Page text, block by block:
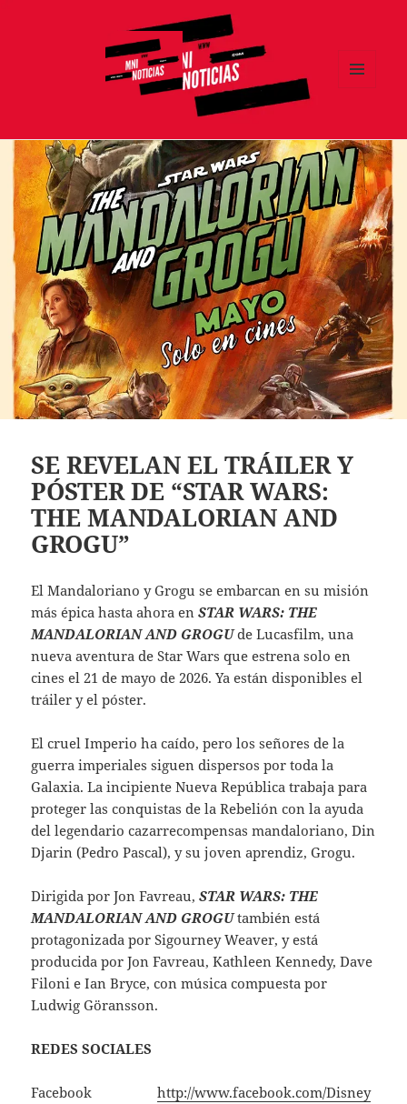
SE REVELAN EL TRÁILER Y
PÓSTER DE “STAR WARS:
THE MANDALORIAN AND
GROGU”
El Mandaloriano y Grogu se embarcan en su misión
más épica hasta ahora enSTAR WARS: THE
MANDALORIAN AND GROGUde Lucasfilm, una
nueva aventura de Star Wars que estrena solo en
cines el 21 de mayo de 2026. Ya están disponibles el
tráiler y el póster.
El cruel Imperio ha caído, pero los señores de la
guerra imperiales siguen dispersos por toda la
Galaxia. La incipiente Nueva República trabaja para
proteger las conquistas de la Rebelión con la ayuda
del legendario cazarrecompensas mandaloriano, Din
Djarin (Pedro Pascal), y su joven aprendiz, Grogu.
Dirigida por Jon Favreau,STAR WARS: THE
MANDALORIAN AND GROGUtambién está
protagonizada por Sigourney Weaver, y está
producida por Jon Favreau, Kathleen Kennedy, Dave
Filoni e Ian Bryce, con música compuesta por
Ludwig Göransson.
REDES SOCIALES
Facebookhttp://www.facebook.com/Disney